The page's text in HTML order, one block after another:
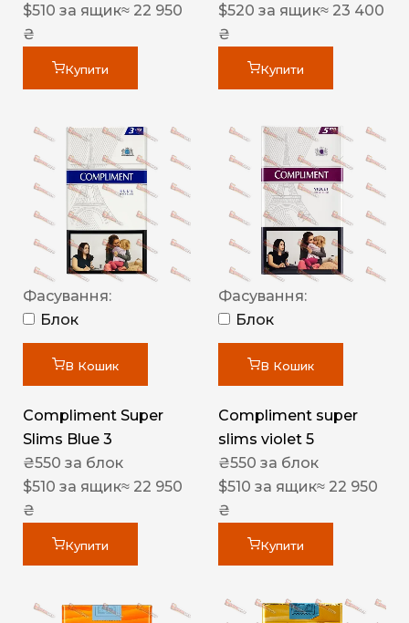
$510 за ящик≈ 22 950
₴
Купити
$520 за ящик≈ 23 400
₴
Купити
Фасування:
Блок
В Кошик
Compliment Super
Slims Blue 3
₴550 за блок
$510 за ящик≈ 22 950
₴
Купити
Фасування:
Блок
В Кошик
Compliment super
slims violet 5
₴550 за блок
$510 за ящик≈ 22 950
₴
Купити